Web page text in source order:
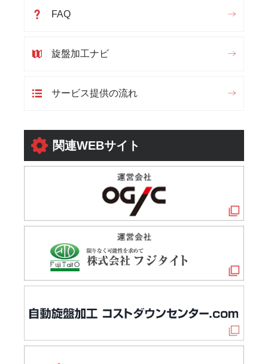
FAQ
旋盤加工ナビ
サービス提供の流れ
関連WEBサイト